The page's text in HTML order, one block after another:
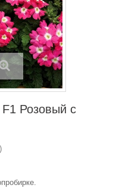
Розовый с